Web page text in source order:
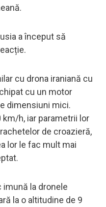
a început să
cu drona iraniană cu
cu un motor
dimensiuni mici.
h, iar parametrii lor
de croazieră,
lor le fac mult mai
la dronele
la o altitudine de 9